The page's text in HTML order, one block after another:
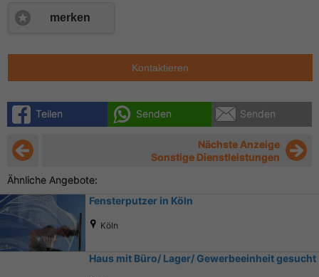
merken
Kontaktieren
Teilen Senden Senden
Nächste Anzeige
Sonstige Dienstleistungen
Ähnliche Angebote:
Fensterputzer in Köln
Köln
Haus mit Büro/ Lager/ Gewerbeeinheit gesucht